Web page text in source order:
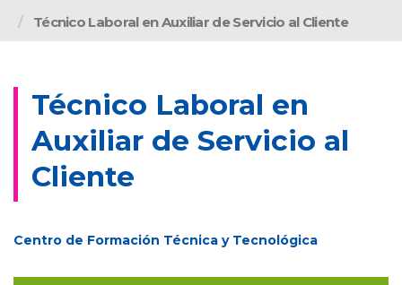
Técnico Laboral en Auxiliar de Servicio al Cliente
Técnico Laboral en
Auxiliar de Servicio al
Cliente
Centro de Formación Técnica y Tecnológica